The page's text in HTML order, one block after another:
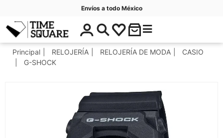
Envíos a todo México
Timesquare
$
0
.
C
t
r
í
a
s
Principal RELOJERÍA RELOJERÍA DE MODA
CASIO
G-SHOCK